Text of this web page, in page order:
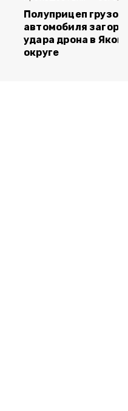
Полуприцеп
автомобиля
удара дрона в
округе